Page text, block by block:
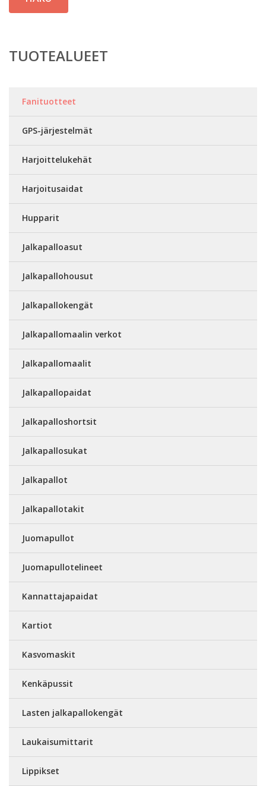
TUOTEALUEET
Fanituotteet
GPS-järjestelmät
Harjoittelukehät
Harjoitusaidat
Hupparit
Jalkapalloasut
Jalkapallohousut
Jalkapallokengät
Jalkapallomaalin verkot
Jalkapallomaalit
Jalkapallopaidat
Jalkapalloshortsit
Jalkapallosukat
Jalkapallot
Jalkapallotakit
Juomapullot
Juomapullotelineet
Kannattajapaidat
Kartiot
Kasvomaskit
Kenkäpussit
Lasten jalkapallokengät
Laukaisumittarit
Lippikset